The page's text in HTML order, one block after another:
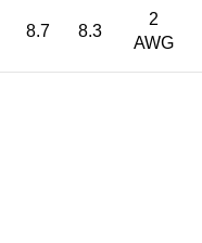
8.7 8.3
2
AWG